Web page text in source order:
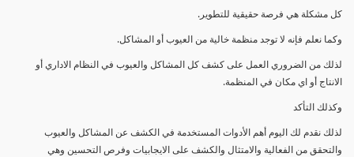
كل مشكلة هي فرصة حقيقية للتطوير.
وكما نعلم فإنه لا توجد منظمة خالية من العيوب أو المشاكل.
لذلك من الضروري العمل على كشف كل المشاكل والعيوب في النظام الاداري أو
الانتاج أو اي مكان في المنظمة.
وكذلك التأكد
لذلك نقدم لك اليوم أهم الأدوات المستخدمة في الكشف عن المشاكل والعيوب
والتحقق من الفعالية والامتثال والكشف على الايجابيات وفرص التحسين وهي